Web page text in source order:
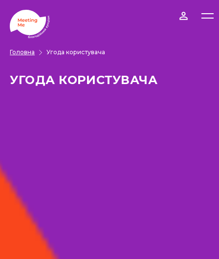
Головна Угода користувача
УГОДА КОРИСТУВАЧА